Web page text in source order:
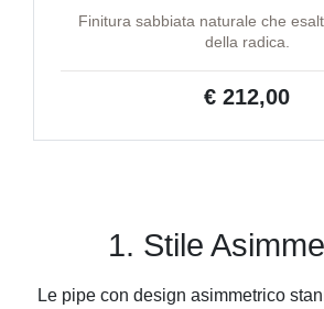
Finitura sabbiata naturale che
della radica.
€ 212,00
1. Stile
Le pipe con design asimmetrico